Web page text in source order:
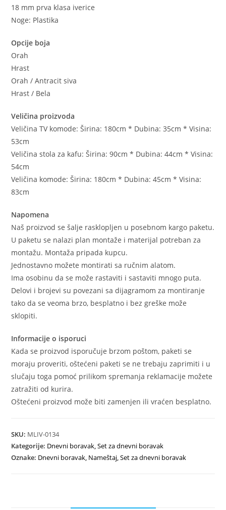
18 mm prva klasa iverice
Noge: Plastika
Opcije boja
Orah
Hrast
Orah / Antracit siva
Hrast / Bela
Veličina proizvoda
Veličina TV komode: Širina: 180cm * Dubina: 35cm * Visina:
53cm
Veličina stola za kafu: Širina: 90cm * Dubina: 44cm * Visina:
54cm
Veličina komode: Širina: 180cm * Dubina: 45cm * Visina:
83cm
Napomena
Naš proizvod se šalje rasklopljen u posebnom kargo paketu.
U paketu se nalazi plan montaže i materijal potreban za
montažu. Montaža pripada kupcu.
Jednostavno možete montirati sa ručnim alatom.
Ima osobinu da se može rastaviti i sastaviti mnogo puta.
Delovi i brojevi su povezani sa dijagramom za montiranje
tako da se veoma brzo, besplatno i bez greške može
sklopiti.
Informacije o isporuci
Kada se proizvod isporučuje brzom poštom, paketi se
moraju proveriti, oštećeni paketi se ne trebaju zaprimiti i u
slučaju toga pomoć prilikom spremanja reklamacije možete
zatražiti od kurira.
Oštećeni proizvod može biti zamenjen ili vraćen besplatno.
SKU: MLIV-0134
Kategorije: Dnevni boravak ,Set za dnevni boravak
Oznake: Dnevni boravak Nameštaj ,Set za dnevni boravak